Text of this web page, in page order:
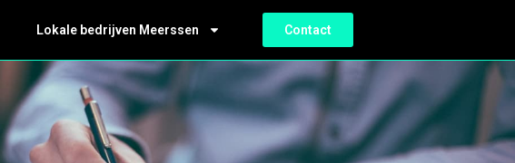
Lokale bedrijven Meerssen Contact